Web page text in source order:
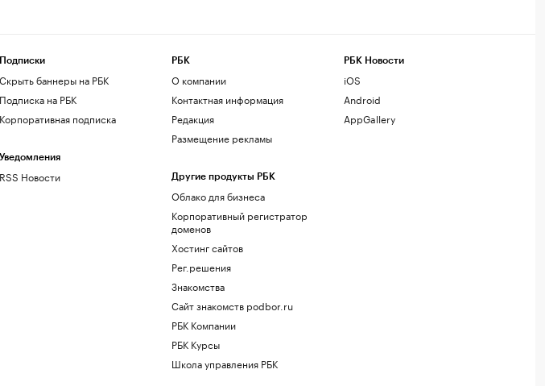
Подписки
Скрыть баннеры на РБК
Подписка на РБК
Корпоративная подписка
Уведомления
RSS Новости
РБК
О компании
Контактная информация
Редакция
Размещение рекламы
Другие продукты РБК
Облако для бизнеса
Корпоративный регистратор
доменов
Хостинг сайтов
Рег.решения
Знакомства
Сайт знакомств podbor.ru
РБК Компании
РБК Курсы
Школа управления РБК
РБК Новости
iOS
Android
AppGallery